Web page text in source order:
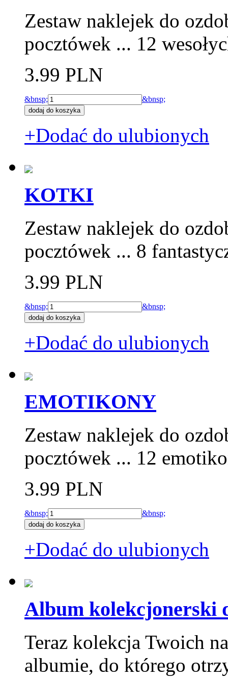
Zestaw naklejek do
pocztówek ... 12
3.99 PLN
&bnsp; &bnsp;
+Dodać do ulubionych
KOTKI
Zestaw naklejek do
pocztówek ... 8
3.99 PLN
&bnsp; &bnsp;
+Dodać do ulubionych
EMOTIKONY
Zestaw naklejek do
pocztówek ... 12
3.99 PLN
&bnsp; &bnsp;
+Dodać do ulubionych
Album kolekcjonerski
Teraz kolekcja Twoich
albumie, do którego